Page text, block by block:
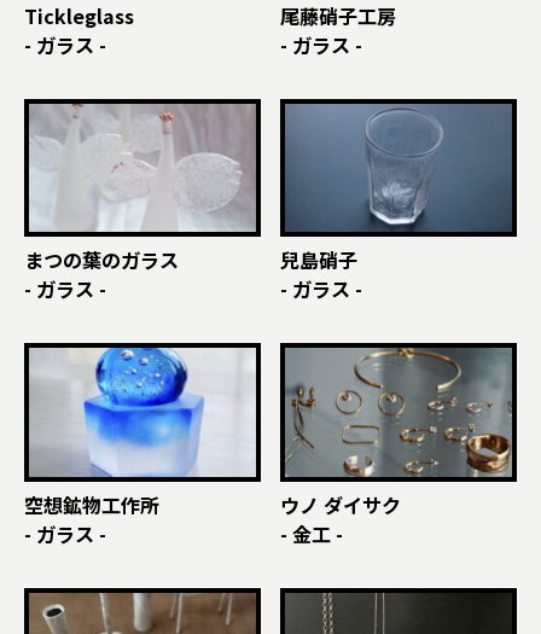
Tickleglass
- ガラス -
尾藤硝子工房
- ガラス -
まつの葉のガラス
- ガラス -
兒島硝子
- ガラス -
空想鉱物工作所
- ガラス -
ウノ ダイサク
- 金工 -